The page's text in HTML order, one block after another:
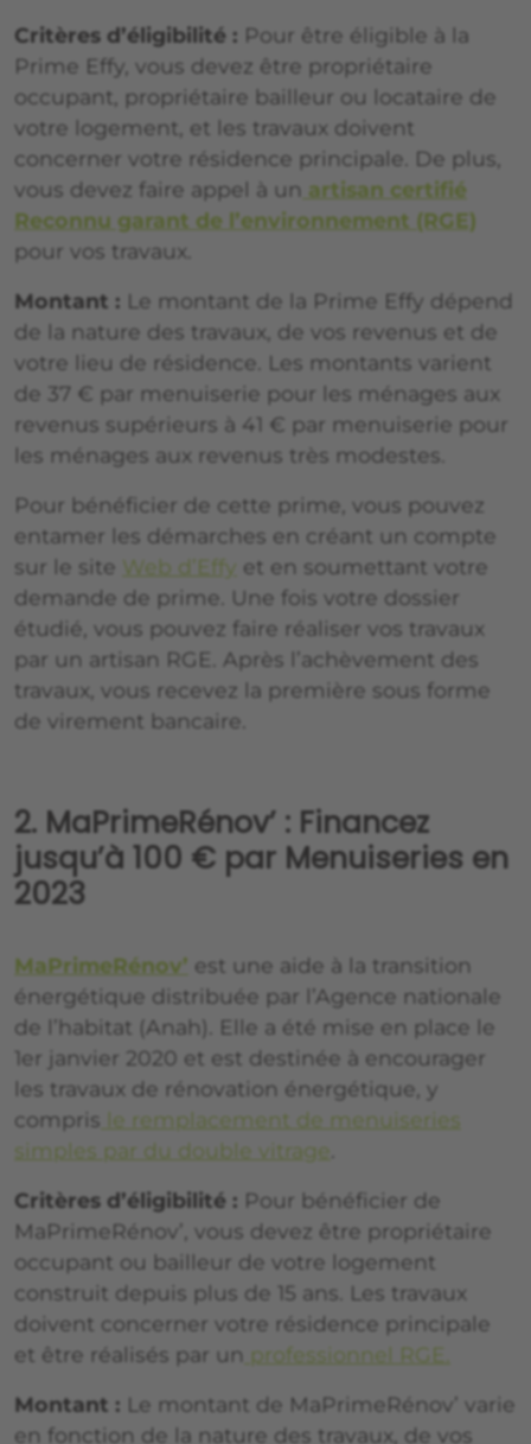
Critères d’éligibilité : Pour être éligible à la
Prime Effy, vous devez être propriétaire
occupant, propriétaire bailleur ou locataire de
votre logement, et les travaux doivent
concerner votre résidence principale. De plus,
vous devez faire appel à un artisan certifié
Reconnu garant de l’environnement (RGE)
pour vos travaux.
Montant : Le montant de la Prime Effy dépend
de la nature des travaux, de vos revenus et de
votre lieu de résidence. Les montants varient
de 37 € par menuiserie pour les ménages aux
revenus supérieurs à 41 € par menuiserie pour
les ménages aux revenus très modestes.
Pour bénéficier de cette prime, vous pouvez
entamer les démarches en créant un compte
sur le site Web d’Effy et en soumettant votre
demande de prime. Une fois votre dossier
étudié, vous pouvez faire réaliser vos travaux
par un artisan RGE. Après l’achèvement des
travaux, vous recevez la première sous forme
de virement bancaire.
2. MaPrimeRénov’ : Financez
jusqu’à 100 € par Menuiseries en
2023
MaPrimeRénov’ est une aide à la transition
énergétique distribuée par l’Agence nationale
de l’habitat (Anah). Elle a été mise en place le
1er janvier 2020 et est destinée à encourager
les travaux de rénovation énergétique, y
compris le remplacement de menuiseries
simples par du double vitrage
Critères d’éligibilité : Pour bénéficier de
MaPrimeRénov’, vous devez être propriétaire
occupant ou bailleur de votre logement
construit depuis plus de 15 ans. Les travaux
doivent concerner votre résidence principale
et être réalisés par un professionnel RGE.
Montant : Le montant de MaPrimeRénov’ varie
en fonction de la nature des travaux, de vos